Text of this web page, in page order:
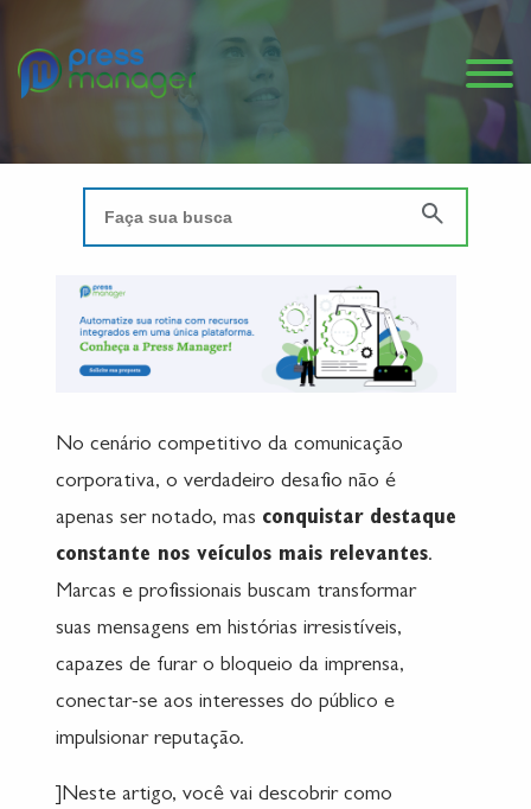
No cenário competitivo da comunicação
corporativa, o verdadeiro desafio não é
apenas ser notado, mas conquistar destaque
constante nos veículos mais relevantes.
Marcas e profissionais buscam transformar
suas mensagens em histórias irresistíveis,
capazes de furar o bloqueio da imprensa,
conectar-se aos interesses do público e
impulsionar reputação.
]Neste artigo, você vai descobrir como